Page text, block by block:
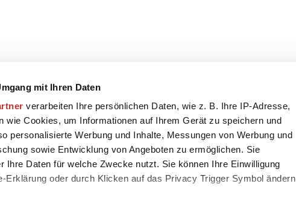
mit Ihren Daten
verarbeiten Ihre persönlichen Daten, wie z. B. Ihre IP-Adresse,
wie Cookies, um Informationen auf Ihrem Gerät zu speichern und
personalisierte Werbung und Inhalte, Messungen von Werbung und
sowie Entwicklung von Angeboten zu ermöglichen. Sie
Ihre Daten für welche Zwecke nutzt. Sie können Ihre Einwilligung
Erklärung oder durch Klicken auf das Privacy Trigger Symbol ändern